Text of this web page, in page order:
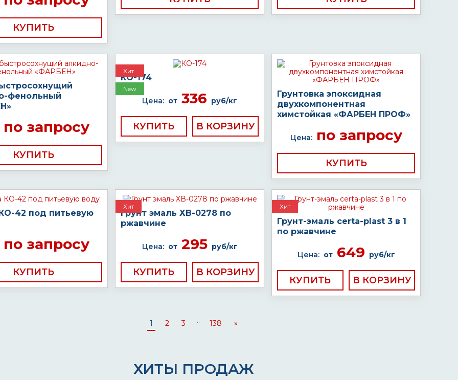
КУПИТЬ
фенольный
запросу
КУПИТЬ
Хит
New
КО-174
Цена: от 336 руб/кг
КУПИТЬ
Грунтовка эпоксидная
двухкомпонентная
химстойкая «ФАРБЕН ПРОФ»
Цена:по запросу
КУПИТЬ
42 под питьевую
запросу
КУПИТЬ
Хит
Грунт эмаль ХВ-0278 по
ржавчине
Цена: от295 руб/кг
КУПИТЬ
Хит
Грунт-эмаль certa-plast 3 в 1
по ржавчине
Цена: от649 руб/кг
КУПИТЬ
1 2 3 ... 138 »
ХИТЫ ПРОДАЖ